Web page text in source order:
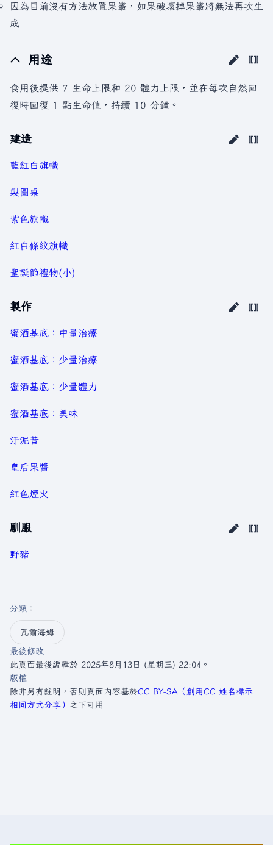
因為目前沒有方法放置果叢，如果破壞掉果叢將無法再次生
成
用途
食用後提供 7 生命上限和 20 體力上限，並在每次自然回
復時回復 1 點生命值，持續 10 分鐘。
建造
藍紅白旗幟
製圖桌
紫色旗幟
紅白條紋旗幟
聖誕節禮物(小)
製作
蜜酒基底：中量治療
蜜酒基底：少量治療
蜜酒基底：少量體力
蜜酒基底：美味
汙泥昔
皇后果醬
紅色煙火
馴服
野豬
分類 ：​
瓦爾海姆
最後修改
此頁面最後編輯於 2025年8月13日 (星期三) 22:04。
版權
除非另有註明，否則頁面內容基於CC BY-SA（創用CC 姓名標示─
相同方式分享） 之下可用